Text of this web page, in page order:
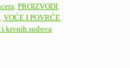
PROIZVODI
VOĆE I POVRĆE
i krvnih sudova